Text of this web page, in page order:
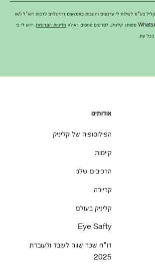
בע"מ לשלוח לי עדכונים והטבות באמצעים דיגיטליים לרבות דוא"ל ו/או
מדיניות הפרטיות . ידוע לי כי
עת.
אודותינו
הפילוסופיה של קליניק
קיימות
הרכיבים שלנו
קריירה
קליניק בעולם
Eye Safty
דו"ח שכר שווה לעובד ולעובדת
2025